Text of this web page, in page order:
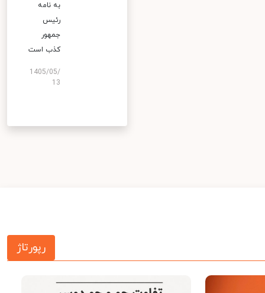
به نامه
رئیس
جمهور
کذب است
1405/05/
13
رپورتاژ